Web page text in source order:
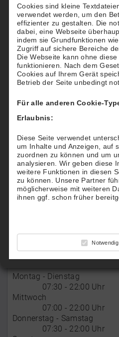
Nachfolger von Boris
kommt vom 6. bis 10.
und Tennisclub Bad
Es finden zum 48. Mal die
Tennis-Meisterschaften
Kontakt
Sportpark Bad Salzuflen
In Neuen Land 39
32107 Bad Salzuflen
Email:
Öffnungszeiten
Montag - Dienstag
07:30 - 22:00 Uhr
Mittwoch
07:00 - 22:00 Uhr
Donnerstag - Samstag
07:30 - 22:00 Uhr
Cookies sind kleine
verwendet werden, um den
effizienter zu gestalten. Die
dabei, eine Webseite
indem sie Grundfunktionen
Zugriff auf sichere Bereiche
Die Webseite kann ohne
funktionieren. Nach dem
Cookies auf Ihrem Gerät
Betrieb der Seite unbedingt
Für alle anderen Cookie-
Erlaubnis:
Diese Seite verwendet
um Inhalte und Anzeigen, auf
zuordnen zu können und um
analysieren. Wir geben diese
weitere Funktionen in diesen
zu können. Unsere Partner
möglicherweise mit weiteren
ihnen ggf. schon früher
Notwendig